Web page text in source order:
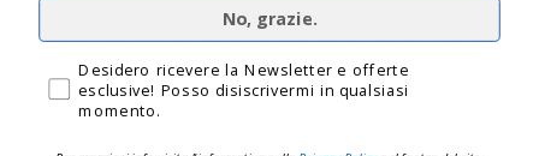
Consegna espressa disponibile 1-4 giorni
Spedizione gratuita per tutti gli ordini superiori a
60,00€
No, grazie.
Privacy
Desidero ricevere la Newsletter e offerte
esclusive! Posso disiscrivermi in qualsiasi
momento.